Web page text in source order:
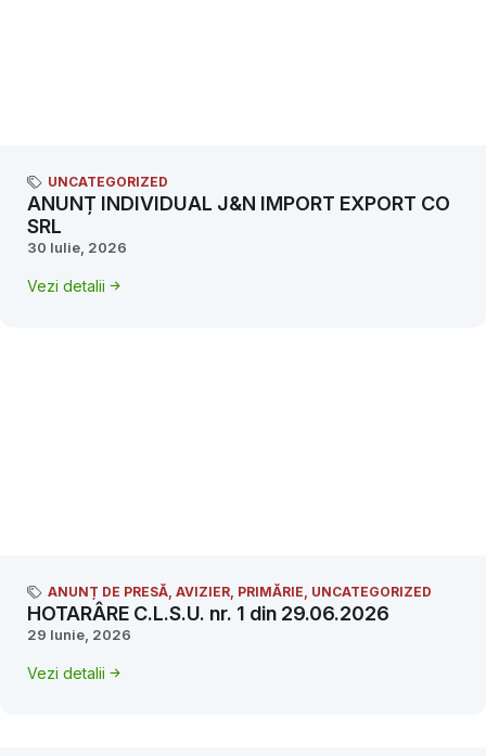
UNCATEGORIZED
ANUNȚ INDIVIDUAL J&N IMPORT EXPORT CO
SRL
30 Iulie, 2026
Vezi detalii
ANUNȚ DE PRESĂ, AVIZIER, PRIMĂRIE, UNCATEGORIZED
HOTARÂRE C.L.S.U. nr. 1 din 29.06.2026
29 Iunie, 2026
Vezi detalii